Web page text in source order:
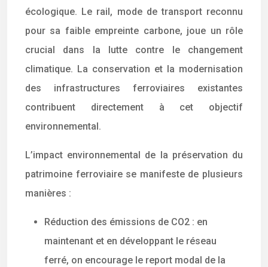
écologique. Le rail, mode de transport reconnu
pour sa faible empreinte carbone, joue un rôle
crucial dans la lutte contre le changement
climatique. La conservation et la modernisation
des infrastructures ferroviaires existantes
contribuent directement à cet objectif
environnemental.
L’impact environnemental de la préservation du
patrimoine ferroviaire se manifeste de plusieurs
manières :
Réduction des émissions de CO2 : en
maintenant et en développant le réseau
ferré, on encourage le report modal de la